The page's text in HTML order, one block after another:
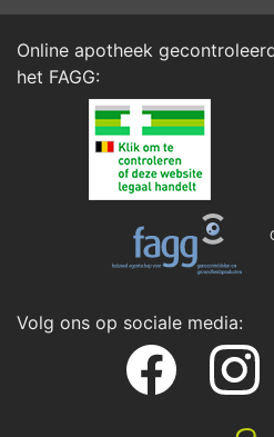
Online apotheek
het FAGG:
Volg ons op sociale media: